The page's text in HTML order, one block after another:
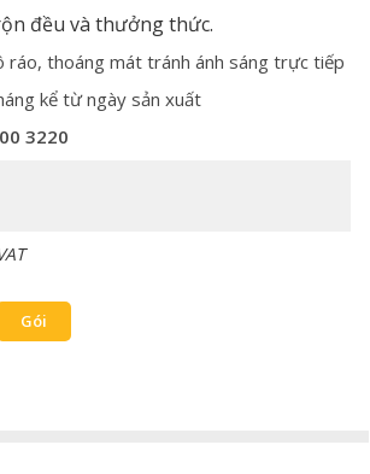
đều và thưởng thức.
ráo, thoáng mát tránh ánh sáng trực tiếp
kể từ ngày sản xuất
3220
Gói